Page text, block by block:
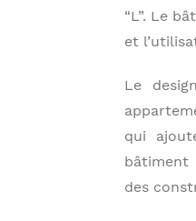
“L”. Le
et
Le
qui
bâtiment
des